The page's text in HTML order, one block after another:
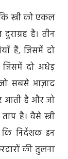
स्त्री को एकल
है। तीन
हैं, जिसमें दो
दो अधेड़
जो सबसे आज़ाद
आती है और जो
है। वैसे स्त्री
निर्देशक इन
की तुलना